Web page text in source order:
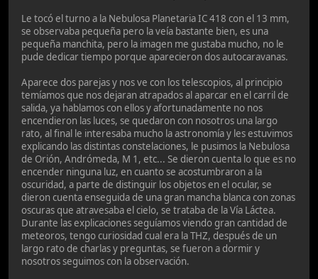
Le tocó el turno a la Nebulosa Planetaria IC 418 con el 13 mm,
se observaba pequeña pero la veía bastante bien, es una
pequeña manchita, pero la imagen me gustaba mucho, no le
pude dedicar tiempo porque aparecieron dos autocaravanas.
Aparece dos parejas y nos ve con los telescopios, al principio
temíamos que nos dejaran atrapados al aparcar en el carril de
salida, ya hablamos con ellos y afortunadamente no nos
encendieron las luces, se quedaron con nosotros una largo
rato, al final le interesaba mucho la astronomía y les estuvimos
explicando las distintas constelaciones, le pusimos la Nebulosa
de Orión, Andrómeda, M 1, etc... Se dieron cuenta lo que es no
encender ninguna luz, en cuanto se acostumbraron a la
oscuridad, a parte de distinguir los objetos en el ocular, se
dieron cuenta enseguida de una gran mancha blanca con zonas
oscuras que atravesaba el cielo, se trataba de la Vía Láctea.
Durante las explicaciones seguíamos viendo gran cantidad de
meteoros, tengo curiosidad cual era la THZ, después de un
largo rato de charlas y preguntas, se fueron a dormir y
nosotros seguimos con la observación.